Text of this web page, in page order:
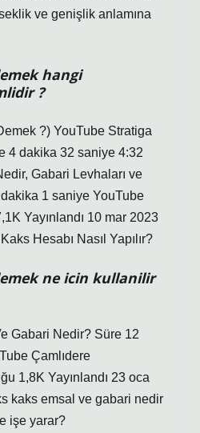
ve genişlik anlamına
hangi
?
?) YouTube Stratiga
4 dakika 32 saniye 4:32
Gabari Levhaları ve
dakika 1 saniye YouTube
Yayınlandı 10 mar 2023
Hesabı Nasıl Yapılır?
ne icin kullanilir
Gabari Nedir? Süre 12
Çamlıdere
1,8K Yayınlandı 23 oca
kaks emsal ve gabari nedir
işe yarar?